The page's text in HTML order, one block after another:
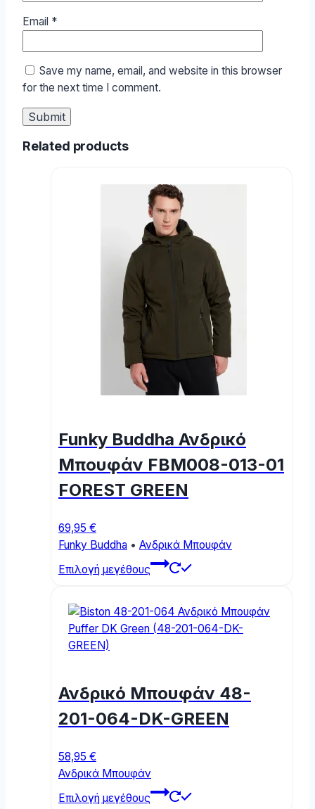
Email *
Save my name, email, and website in this browser
for the next time I comment.
Related products
Funky Buddha Ανδρικό
Μπουφάν FBM008-013-01
FOREST GREEN
69,95 €
Funky Buddha • Ανδρικά Μπουφάν
Επιλογή μεγέθους
multiple
variants.
be
chosen
on
Ανδρικό Μπουφάν 48-
201-064-DK-GREEN
58,95 €
Ανδρικά Μπουφάν
Επιλογή μεγέθους